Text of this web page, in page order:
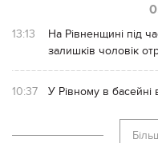
13:13
На Рівненщині під
залишків чоловік
10:37 У Рівному в басейні